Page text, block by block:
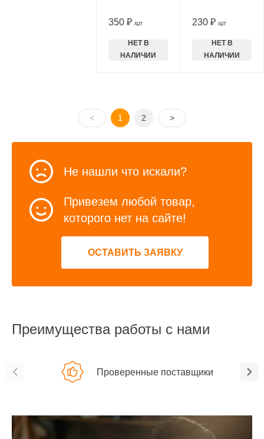
350 ₽ /ШТ
НЕТ В
НАЛИЧИИ
230 ₽ /ШТ
НЕТ В
НАЛИЧИИ
< 1 2 >
Не нашли что искали?
Привезем любой товар,
которого нет на сайте!
ОСТАВИТЬ ЗАЯВКУ
Преимущества работы с нами
Проверенные поставщики